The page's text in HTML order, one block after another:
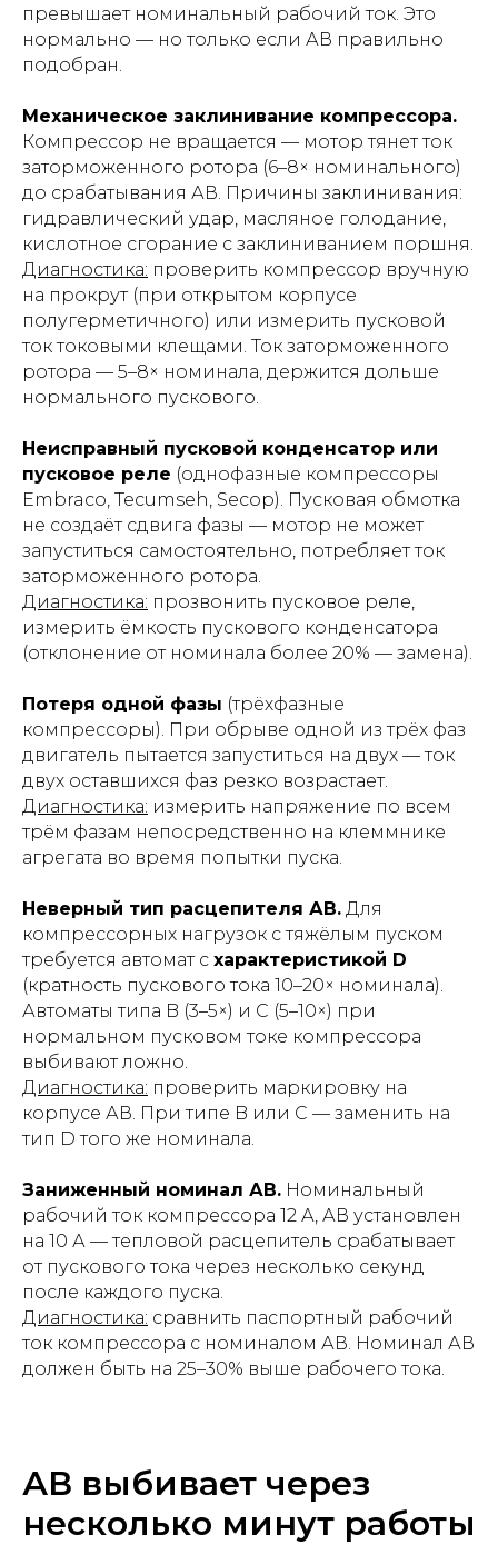
превышает номинальный рабочий ток. Это
нормально — но только если АВ правильно
подобран.
Механическое заклинивание компрессора.
Компрессор не вращается — мотор тянет ток
заторможенного ротора (6–8× номинального)
до срабатывания АВ. Причины заклинивания:
гидравлический удар, масляное голодание,
кислотное сгорание с заклиниванием поршня.
Диагностика: проверить компрессор вручную
на прокрут (при открытом корпусе
полугерметичного) или измерить пусковой
ток токовыми клещами. Ток заторможенного
ротора — 5–8× номинала, держится дольше
нормального пускового.
Неисправный пусковой конденсатор или
пусковое реле (однофазные компрессоры
Embraco, Tecumseh, Secop). Пусковая обмотка
не создаёт сдвига фазы — мотор не может
запуститься самостоятельно, потребляет ток
заторможенного ротора.
Диагностика: прозвонить пусковое реле,
измерить ёмкость пускового конденсатора
(отклонение от номинала более 20% — замена).
Потеря одной фазы (трёхфазные
компрессоры). При обрыве одной из трёх фаз
двигатель пытается запуститься на двух — ток
двух оставшихся фаз резко возрастает.
Диагностика: измерить напряжение по всем
трём фазам непосредственно на клеммнике
агрегата во время попытки пуска.
Неверный тип расцепителя АВ. Для
компрессорных нагрузок с тяжёлым пуском
требуется автомат с характеристикой D
(кратность пускового тока 10–20× номинала).
Автоматы типа B (3–5×) и C (5–10×) при
нормальном пусковом токе компрессора
выбивают ложно.
Диагностика: проверить маркировку на
корпусе АВ. При типе B или C — заменить на
тип D того же номинала.
Заниженный номинал АВ. Номинальный
рабочий ток компрессора 12 А, АВ установлен
на 10 А — тепловой расцепитель срабатывает
от пускового тока через несколько секунд
после каждого пуска.
Диагностика: сравнить паспортный рабочий
ток компрессора с номиналом АВ. Номинал АВ
должен быть на 25–30% выше рабочего тока.
АВ выбивает через
несколько минут работы